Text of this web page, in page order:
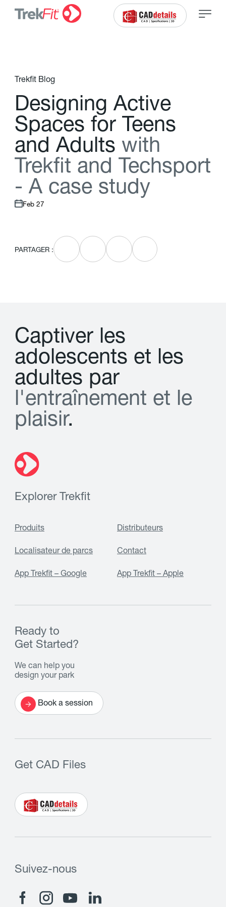
Trekfit Blog
Designing Active
Spaces for Teens
and Adults with
Trekft and Techsport
- A case study
Feb 27
PARTAGER :
Captiver les
adolescents et les
adultes par
l'entraînement et le
plaisir.
Explorer Trekfit
Produits Distributeurs
Localisateur de parcs Contact
App Trekfit – Google App Trekfit – Apple
Ready to
Get Started?
We can help you
design your park
Book a session
Get CAD Files
Suivez-nous